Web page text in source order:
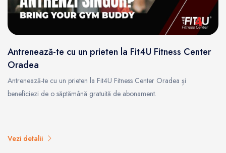
Antrenează-te cu un prieten la Fit4U Fitness Center
Oradea
Antrenează-te cu un prieten la Fit4U Fitness Center Oradea și
beneficiezi de o săptămână gratuită de abonament.
Vezi detalii